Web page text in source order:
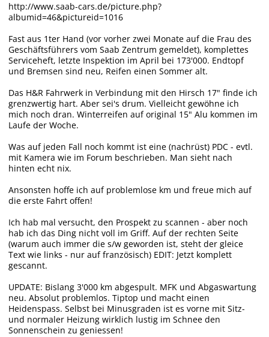
http://www.saab-cars.de/picture.php?
albumid=46&pictureid=1016
Fast aus 1ter Hand (vor vorher zwei Monate auf die Frau des
Geschäftsführers vom Saab Zentrum gemeldet), komplettes
Serviceheft, letzte Inspektion im April bei 173'000. Endtopf
und Bremsen sind neu, Reifen einen Sommer alt.
Das H&R Fahrwerk in Verbindung mit den Hirsch 17" finde ich
grenzwertig hart. Aber sei's drum. Vielleicht gewöhne ich
mich noch dran. Winterreifen auf original 15" Alu kommen im
Laufe der Woche.
Was auf jeden Fall noch kommt ist eine (nachrüst) PDC - evtl.
mit Kamera wie im Forum beschrieben. Man sieht nach
hinten echt nix.
Ansonsten hoffe ich auf problemlose km und freue mich auf
die erste Fahrt offen!
Ich hab mal versucht, den Prospekt zu scannen - aber noch
hab ich das Ding nicht voll im Griff. Auf der rechten Seite
(warum auch immer die s/w geworden ist, steht der gleice
Text wie links - nur auf französisch) EDIT: Jetzt komplett
gescannt.
UPDATE: Bislang 3'000 km abgespult. MFK und Abgaswartung
neu. Absolut problemlos. Tiptop und macht einen
Heidenspass. Selbst bei Minusgraden ist es vorne mit Sitz-
und normaler Heizung wirklich lustig im Schnee den
Sonnenschein zu geniessen!